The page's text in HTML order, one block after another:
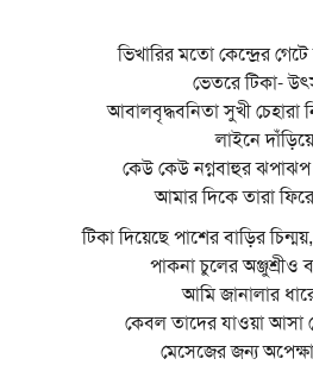
ভিখারির মতো কেন্দ্রের
ভেতরে টিকা-
আবালবৃদ্ধবনিতা সুখী চেহারা
লাইনে
কেউ কেউ নগ্নবাহুর
আমার দিকে তারা
টিকা দিয়েছে পাশের বাড়ির
পাকনা চুলের অঞ্জুশ্রীও
আমি জানালার
কেবল তাদের যাওয়া আসা
মেসেজের জন্য